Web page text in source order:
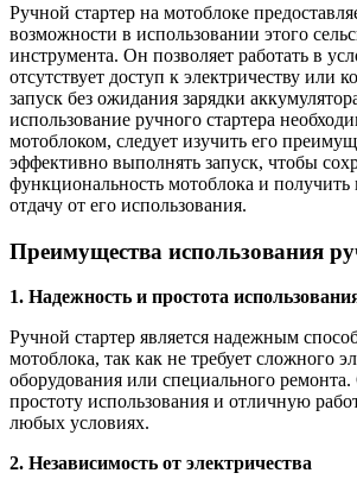
Ручной стартер на мотоблоке
возможности в использовании этого
инструмента. Он позволяет работать в
отсутствует доступ к электричеству или
запуск без ожидания зарядки
использование ручного стартера
мотоблоком, следует изучить его
эффективно выполнять запуск, чтобы
функциональность мотоблока и
отдачу от его использования.
Преимущества использования
1. Надежность и простота
Ручной стартер является надежным
мотоблока, так как не требует сложного
оборудования или специального
простоту использования и отличную
любых условиях.
2. Независимость от электричества